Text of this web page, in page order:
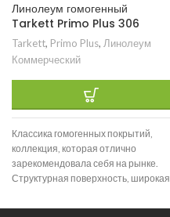
Линолеум гомогенный
Tarkett Primo Plus 306
Tarkett, Primo Plus, Линолеум
Коммерческий
Классика гомогенных покрытий,
коллекция, которая отлично
зарекомендовала себя на рынке.
Структурная поверхность, широкая
технические характеристики